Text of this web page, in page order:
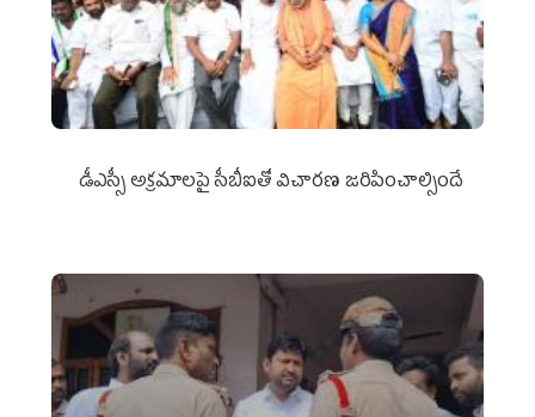
డీఎస్సీ అక్రమాలపై సీబీఐతో విచారణ జరిపించాల్సిందే